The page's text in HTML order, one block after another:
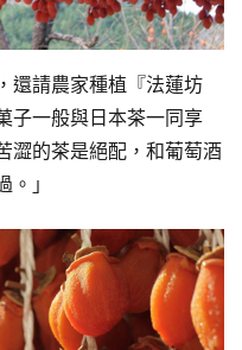
還請農家種植『法蓮坊
子一般與日本茶一同享
澀的茶是絕配，和葡萄酒
。」